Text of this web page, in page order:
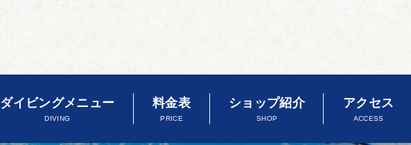
ダイビングメニュー
DIVING
料金表
PRICE
ショップ紹介
SHOP
アクセス
ACCESS